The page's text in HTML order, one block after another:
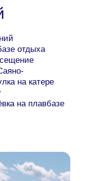
отдыха
на катере
на плавбазе